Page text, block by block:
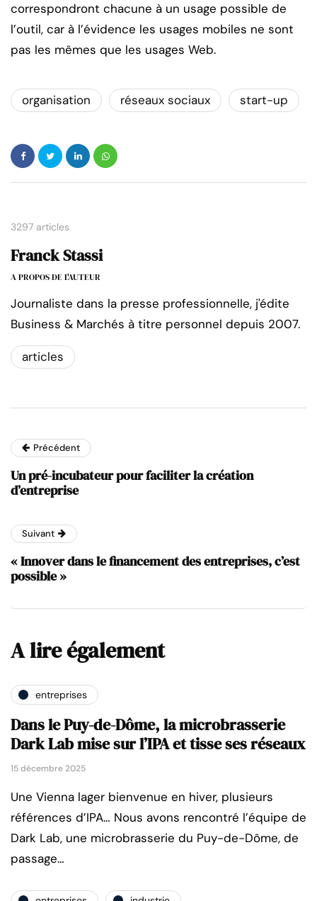
correspondront chacune à un usage possible de
l’outil, car à l’évidence les usages mobiles ne sont
pas les mêmes que les usages Web.
organisation réseaux sociaux start-up
3297 articles
Franck Stassi
A PROPOS DE L'AUTEUR
Journaliste dans la presse professionnelle, j'édite
Business & Marchés à titre personnel depuis 2007.
articles
Précédent
Un pré-incubateur pour faciliter la création
d’entreprise
Suivant
« Innover dans le financement des entreprises, c’est
possible »
A lire également
entreprises
Dans le Puy-de-Dôme, la microbrasserie
Dark Lab mise sur l’IPA et tisse ses réseaux
15 décembre 2025
Une Vienna lager bienvenue en hiver, plusieurs
références d’IPA… Nous avons rencontré l’équipe de
Dark Lab, une microbrasserie du Puy-de-Dôme, de
passage…